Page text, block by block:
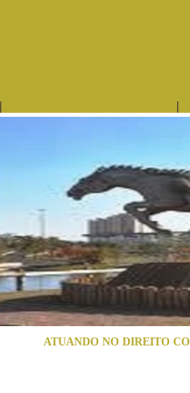
| |
ATUANDO NO DIREITO